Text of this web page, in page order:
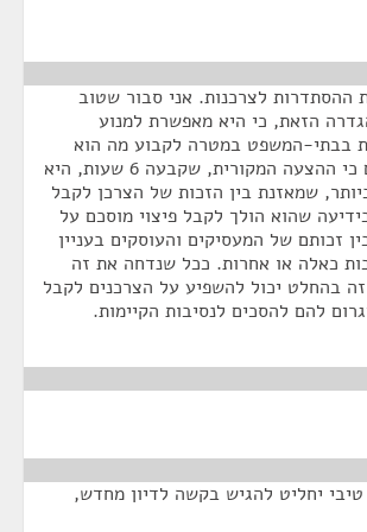
ההסתדרות לצרכנות. אני סבור שטוב
הזאת, כי היא מאפשרת למנוע
בבתי-המשפט במטרה לקבוע מה הוא
ביטול. אנו סבורים כי ההצעה המקורית, שקבעה 6 שעות, היא
שמאזנת בין הזכות של הצרכן לקבל
שהוא הולך לקבל פיצוי מוסכם על
זכותם של המעסיקים והעוסקים בעניין
כאלה או אחרות. ככל שנדחה את זה
בהחלט יכול להשפיע על הצרכנים לקבל
להם להסכים לנסיבות הקיימות.
יחליט להגיש בקשה לדיון מחדש,